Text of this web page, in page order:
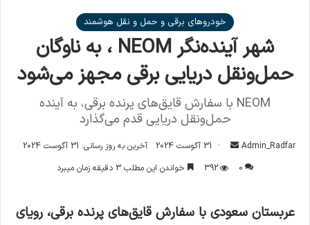
خودروهای برقی و حمل و نقل هوشمند
شهر آینده‌نگر NEOM ، به ناوگان
حمل‌ونقل دریایی برقی مجهز می‌شود
NEOM با سفارش قایق‌های پرنده برقی، به آینده
حمل‌ونقل دریایی قدم می‌گذارد
Admin_Radfar
ل
31 آگوست 2024
آخرین به روز رسانی: 31 آگوست 2024
0
392 خواندن این مطلب 3 دقیقه زمان میبرد
عربستان سعودی با سفارش قایق‌های پرنده برقی، رویای